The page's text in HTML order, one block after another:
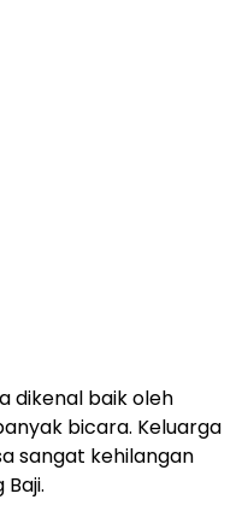
dikenal baik oleh
bicara. Keluarga
sangat kehilangan